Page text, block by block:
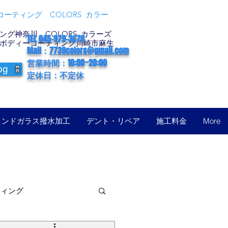
ーティング COLORS カラー
グ神奈川 COLORS カラーズ
ィーコーティング川崎市麻生
TEL 045-979-3670
Mail：7739colors@gmail.com
営業時間：10:00~20:00
定休日：不定休
ンドガラス撥水加工 デント・リペア 施工料金 More
ング